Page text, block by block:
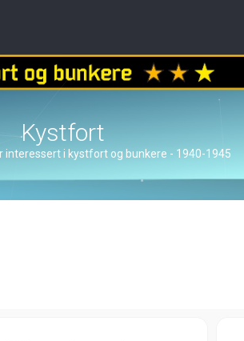
Kystfort
interessert i kystfort og bunkere - 1940-1945